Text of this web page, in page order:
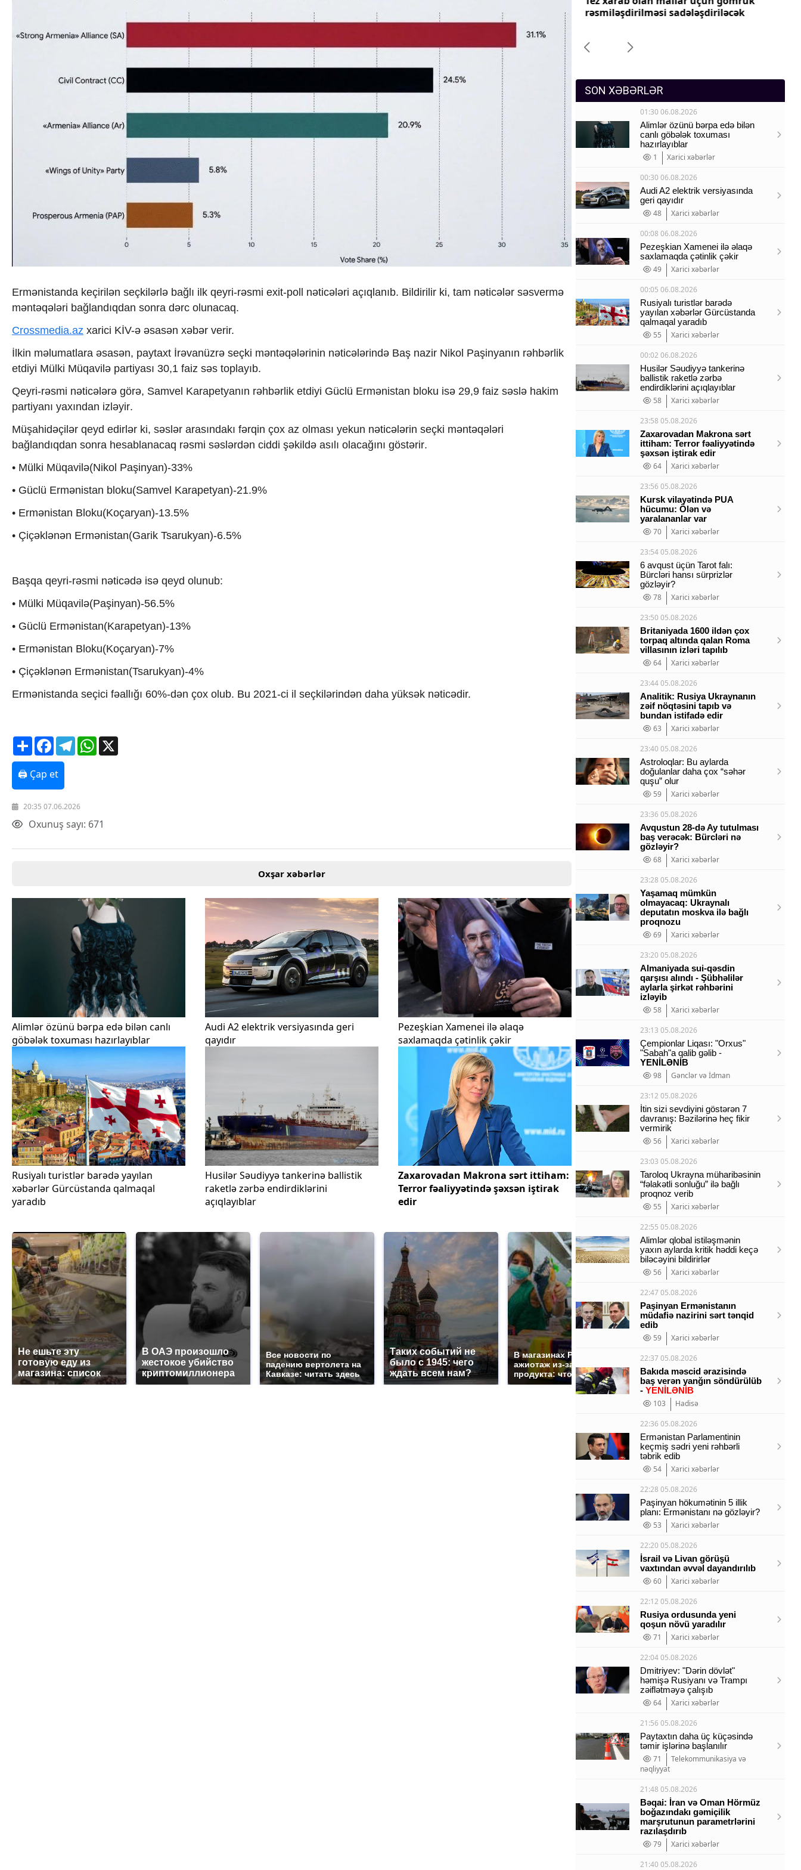
Mənəvi dəyərlər
Texnologiya
Mətbuat-150
İqtisadi
Multimedia
Podcast
Mədəniyyət
Zəfər Diasporu
Energetika
Neft-qaz
Əmək və sosial siyasət
Kənd təsərrüfatı
Hərbi sənaye
Telekommunikasiya və nəqliyyat
COP29
Cəmiyyət
Crossmedia.az - 1 yaş
Siyasət
Məhkəmə və hüquq
Ekologiya
Zəfər - 5
Gənclər və İdman
Hadisə
Sağlamlıq
Sosium
Mənəvi dəyərlər
Missiyamız
Ermənistanda keçirilən seçkilərlə bağlı ilk qeyri-rəsmi exit-poll nəticələri açıqlanıb. Bildirilir ki, tam nəticələr səsvermə
məntəqələri bağlandıqdan sonra dərc olunacaq.
Crossmedia.az xarici KİV-ə əsasən xəbər verir.
İlkin məlumatlara əsasən, paytaxt İrəvanüzrə seçki məntəqələrinin nəticələrində Baş nazir Nikol Paşinyanın rəhbərlik
etdiyi Mülki Müqavilə partiyası 30,1 faiz səs toplayıb.
Qeyri-rəsmi nəticələrə görə, Samvel Karapetyanın rəhbərlik etdiyi Güclü Ermənistan bloku isə 29,9 faiz səslə hakim
partiyanı yaxından izləyir.
Müşahidəçilər qeyd edirlər ki, səslər arasındakı fərqin çox az olması yekun nəticələrin seçki məntəqələri
bağlandıqdan sonra hesablanacaq rəsmi səslərdən ciddi şəkildə asılı olacağını göstərir.
• Mülki Müqavilə(Nikol Paşinyan)-33%
• Güclü Ermənistan bloku(Samvel Karapetyan)-21.9%
• Ermənistan Bloku(Koçaryan)-13.5%
• Çiçəklənən Ermənistan(Garik Tsarukyan)-6.5%
Başqa qeyri-rəsmi nəticədə isə qeyd olunub:
• Mülki Müqavilə(Paşinyan)-56.5%
• Güclü Ermənistan(Karapetyan)-13%
• Ermənistan Bloku(Koçaryan)-7%
• Çiçəklənən Ermənistan(Tsarukyan)-4%
Ermənistanda seçici fəallığı 60%-dən çox olub. Bu 2021-ci il seçkilərindən daha yüksək nəticədir.
ShareFacebookTelegramWhatsApp
🖨 Çap et
20:35 07.06.2026
Oxunuş sayı: 671
Oxşar xəbərlər
Alimlər özünü bərpa edə bilən canlı
göbələk toxuması hazırlayıblar
Audi A2 elektrik versiyasında geri
qayıdır
Pezeşkian Xamenei ilə əlaqə
saxlamaqda çətinlik çəkir
Rusiyalı turistlər barədə yayılan
xəbərlər Gürcüstanda qalmaqal
yaradıb
Husilər Səudiyyə tankerinə ballistik
raketlə zərbə endirdiklərini
açıqlayıblar
Zaxarovadan Makrona sərt ittiham:
Terror fəaliyyətində şəxsən iştirak
edir
Не ешьте эту
готовую еду из
магазина: список
В ОАЭ произошло
жестокое убийство
криптомиллионера
Все новости по
падению вертолета на
Кавказе: читать здесь
Таких событий не
было с 1945: чего
ждать всем нам?
В магазинах России
ажиотаж из-за этого
продукта: что купить?
СМИ: В Химках на
машину напали и
подожгли.
vəsaitlərin verilməsi qaydası dəyişib
tələbinin pozulmasına görə cərimələr
müəyyənləşib
rəsmiləşdirilməsi sadələşdiriləcək
SON XƏBƏRLƏR
01:30 06.08.2026
Alimlər özünü bərpa edə bilən
canlı göbələk toxuması
hazırlayıblar
1
Xarici xəbərlər
00:30 06.08.2026
Audi A2 elektrik versiyasında
geri qayıdır
48
Xarici xəbərlər
00:08 06.08.2026
Pezeşkian Xamenei ilə əlaqə
saxlamaqda çətinlik çəkir
49
Xarici xəbərlər
00:05 06.08.2026
Rusiyalı turistlər barədə
yayılan xəbərlər Gürcüstanda
qalmaqal yaradıb
55
Xarici xəbərlər
00:02 06.08.2026
Husilər Səudiyyə tankerinə
ballistik raketlə zərbə
endirdiklərini açıqlayıblar
58
Xarici xəbərlər
23:58 05.08.2026
Zaxarovadan Makrona sərt
ittiham: Terror fəaliyyətində
şəxsən iştirak edir
64
Xarici xəbərlər
23:56 05.08.2026
Kursk vilayətində PUA
hücumu: Ölən və
yaralananlar var
70
Xarici xəbərlər
23:54 05.08.2026
6 avqust üçün Tarot falı:
Bürcləri hansı sürprizlər
gözləyir?
78
Xarici xəbərlər
23:50 05.08.2026
Britaniyada 1600 ildən çox
torpaq altında qalan Roma
villasının izləri tapılıb
64
Xarici xəbərlər
23:44 05.08.2026
Analitik: Rusiya Ukraynanın
zəif nöqtəsini tapıb və
bundan istifadə edir
63
Xarici xəbərlər
23:40 05.08.2026
Astroloqlar: Bu aylarda
doğulanlar daha çox “səhər
quşu” olur
59
Xarici xəbərlər
23:36 05.08.2026
Avqustun 28-də Ay tutulması
baş verəcək: Bürcləri nə
gözləyir?
68
Xarici xəbərlər
23:28 05.08.2026
Yaşamaq mümkün
olmayacaq: Ukraynalı
deputatın moskva ilə bağlı
proqnozu
69
Xarici xəbərlər
23:20 05.08.2026
Almaniyada sui-qəsdin
qarşısı alındı - Şübhəlilər
aylarla şirkət rəhbərini
izləyib
58
Xarici xəbərlər
23:13 05.08.2026
Çempionlar Liqası: "Orxus"
"Sabah"a qalib gəlib -
YENİLƏNİB
98
Gənclər və İdman
23:12 05.08.2026
İtin sizi sevdiyini göstərən 7
davranış: Bəzilərinə heç fikir
vermirik
56
Xarici xəbərlər
23:03 05.08.2026
Taroloq Ukrayna müharibəsinin
“fəlakətli sonluğu” ilə bağlı
proqnoz verib
55
Xarici xəbərlər
22:55 05.08.2026
Alimlər qlobal istiləşmənin
yaxın aylarda kritik həddi keçə
biləcəyini bildirirlər
56
Xarici xəbərlər
22:47 05.08.2026
Paşinyan Ermənistanın
müdafiə nazirini sərt tənqid
edib
59
Xarici xəbərlər
22:37 05.08.2026
Bakıda məscid ərazisində
baş verən yanğın söndürülüb
- YENİLƏNİB
103
Hadisə
22:36 05.08.2026
Ermənistan Parlamentinin
keçmiş sədri yeni rəhbərli
təbrik edib
54
Xarici xəbərlər
22:28 05.08.2026
Paşinyan hökumətinin 5 illik
planı: Ermənistanı nə gözləyir?
53
Xarici xəbərlər
22:20 05.08.2026
İsrail və Livan görüşü
vaxtından əvvəl dayandırılıb
60
Xarici xəbərlər
22:12 05.08.2026
Rusiya ordusunda yeni
qoşun növü yaradılır
71
Xarici xəbərlər
22:04 05.08.2026
Dmitriyev: "Dərin dövlət"
həmişə Rusiyanı və Trampı
zəiflətməyə çalışıb
64
Xarici xəbərlər
21:56 05.08.2026
Paytaxtın daha üç küçəsində
təmir işlərinə başlanılır
71
Telekommunikasiya və
nəqliyyat
21:48 05.08.2026
Bəqai: İran və Oman Hörmüz
boğazındakı gəmiçilik
marşrutunun parametrlərini
razılaşdırıb
79
Xarici xəbərlər
21:40 05.08.2026